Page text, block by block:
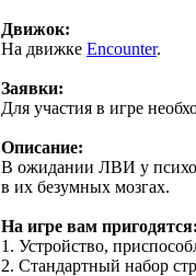
Движок:
На движке Encounter.
Заявки:
Для участия в игре
Описание:
В ожидании ЛВИ у психов
в их безумных мозгах.
На игре вам пригодятся:
1. Устройство,
2. Стандартный набор